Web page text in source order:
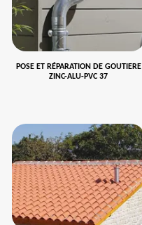
POSE ET RÉPARATION DE GOUTIERE
ZINC-ALU-PVC 37